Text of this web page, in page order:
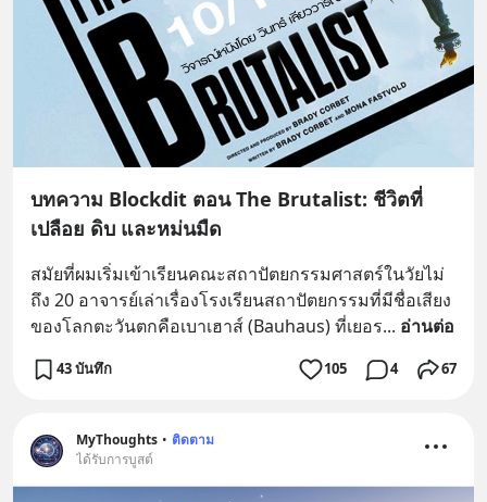
บทความ Blockdit ตอน The Brutalist: ชีวิตที่
เปลือย ดิบ และหม่นมืด
สมัยที่ผมเริ่มเข้าเรียนคณะสถาปัตยกรรมศาสตร์ในวัยไม่
ถึง 20 อาจารย์เล่าเรื่องโรงเรียนสถาปัตยกรรมที่มีชื่อเสียง
ของโลกตะวันตกคือเบาเฮาส์ (Bauhaus) ที่เยอร... อ่านต่อ
43 บันทึก 105 4 67
MyThoughts • ติดตาม
ได้รับการบูสต์